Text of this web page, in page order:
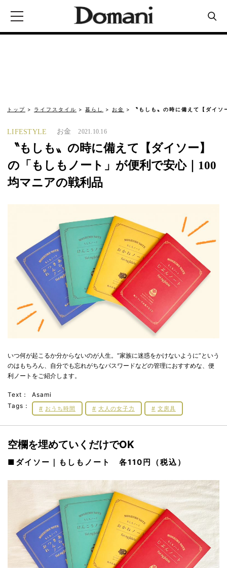
トップ ライフスタイル 暮らし お金 〝もしも〟の時に備えて【ダイ
LIFESTYLE お金 2021.10.16
〝もしも〟の時に備えて【ダイソー】
の「もしもノート」が便利で安心｜100
均マニアの戦利品
いつ何が起こるか分からないのが人生。“家族に迷惑をかけないように”という
のはもちろん、自分でも忘れがちなパスワードなどの管理におすすめな、便
利ノートをご紹介します。
Text：
Asami
Tags：
おうち時間 大人の女子力 文房具
空欄を埋めていくだけでOK
■ダイソー｜もしもノート 各110円（税込）